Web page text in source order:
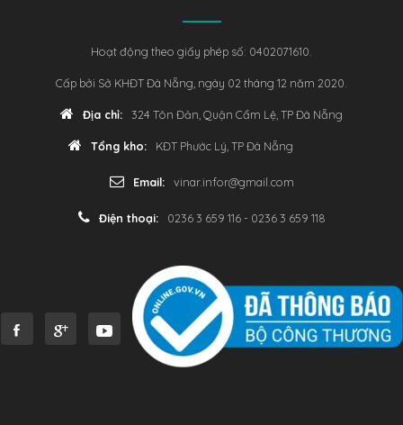
Hoạt động theo giấy phép số: 0402071610.
Cấp bởi Sở KHĐT Đà Nẵng, ngày 02 tháng 12 năm 2020.
Địa chỉ: 324 Tôn Đản, Quận Cẩm Lệ, TP Đà Nẵng
Tổng kho: KĐT Phước Lý, TP Đà Nẵng
Email: vinar.infor@gmail.com
Điện thoại: 0236 3 659 116 - 0236 3 659 118